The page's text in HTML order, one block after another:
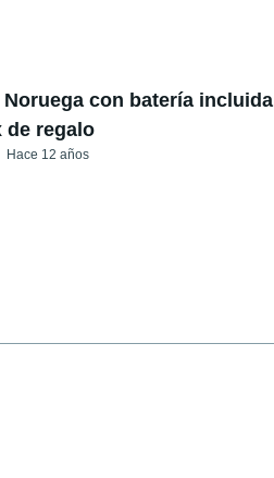
con batería incluida
de regalo
Hace 12 años